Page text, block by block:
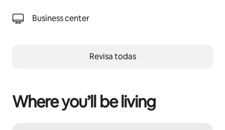
Business center
Revisa todas
Where you’ll be living